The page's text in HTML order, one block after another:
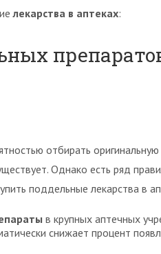
лекарства в аптеках:
отбирать оригинальную
Однако есть ряд
поддельные лекарства в
в крупных аптечных
снижает процент